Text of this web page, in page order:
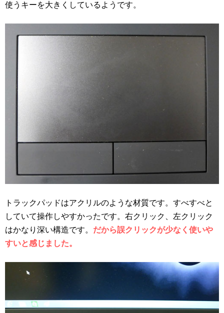
使うキーを大きくしているようです。
トラックパッドはアクリルのような材質です。すべすべと
していて操作しやすかったです。右クリック、左クリック
はかなり深い構造です。 だから誤クリックが少なく使いや
すいと感じました。